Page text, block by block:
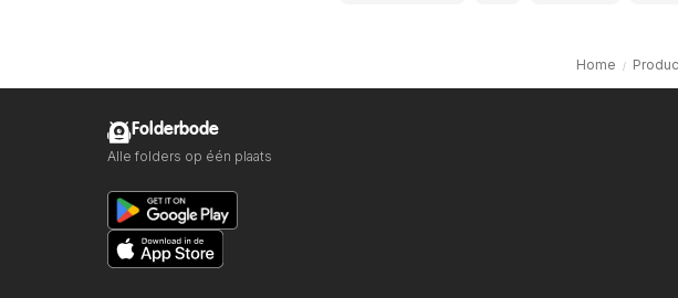
Home
Folderbode
Alle folders op één plaats